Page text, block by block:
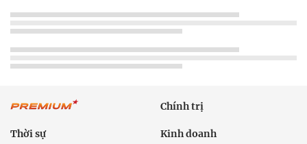
Chính trị
Thời sự Kinh doanh